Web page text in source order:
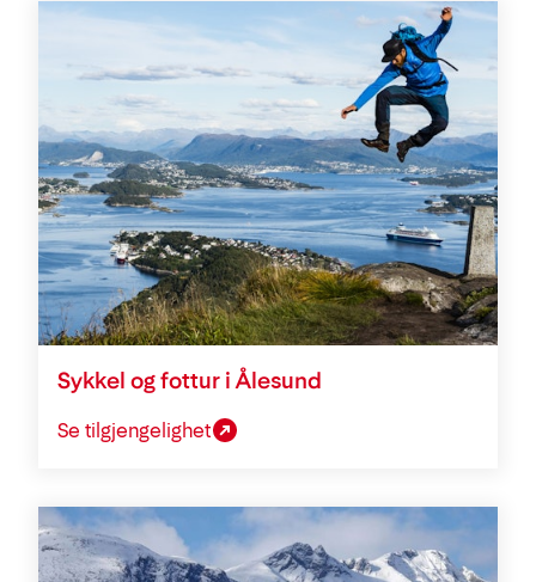
Sykkel og fottur i Ålesund
Se tilgjengelighet